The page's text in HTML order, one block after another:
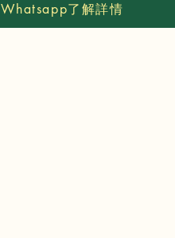
Whatsapp了解詳情